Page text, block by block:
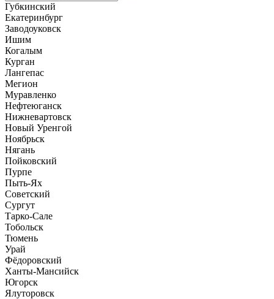
Губкинский
Екатеринбург
Заводоуковск
Ишим
Когалым
Курган
Лангепас
Мегион
Муравленко
Нефтеюганск
Нижневартовск
Новый Уренгой
Ноябрьск
Нягань
Пойковский
Пурпе
Пыть-Ях
Советский
Сургут
Тарко-Сале
Тобольск
Тюмень
Урай
Фёдоровский
Ханты-Мансийск
Югорск
Ялуторовск